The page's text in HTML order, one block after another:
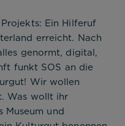
Ein Hilferuf
erreicht. Nach
genormt, digital,
funkt SOS an die
Wir wollen
Was wollt ihr
Museum und